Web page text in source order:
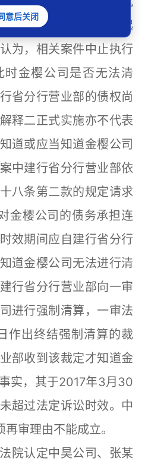
算赔偿责任的权利时起
为，相关案件中止执行
时金樱公司是否无法清
省分行营业部的债权尚
释二正式实施亦不代表
道或应当知道金樱公司
中建行省分行营业部依
八条第二款的规定请求
金樱公司的债务承担连
效期间应自建行省分行
道金樱公司无法进行清
行省分行营业部向一审
进行强制清算，一审法
作出终结强制清算的裁
部收到该裁定才知道金
实，其于2017年3月30
超过法定诉讼时效。中
审理由不能成立。
认定中昊公司、张某
意后关闭